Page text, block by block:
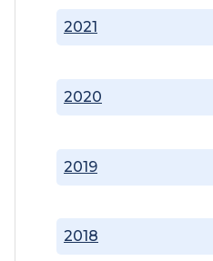
2018
2019
2020
2021